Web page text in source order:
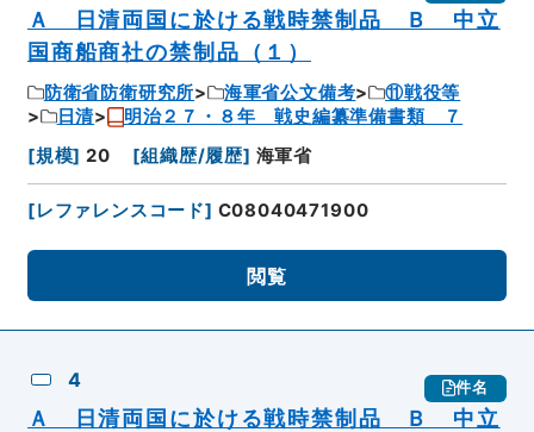
Ａ 日清両国に於ける戦時禁制品 Ｂ 中立
国商船商社の禁制品（１）
防衛省防衛研究所 海軍省公文備考
⑪戦役等
日清
明治２７・８年 戦史編纂準備書類 ７
[規模] 20 [組織歴/履歴] 海軍省
[レファレンスコード] C08040471900
閲覧
4 件名
Ａ 日清両国に於ける戦時禁制品 Ｂ 中立